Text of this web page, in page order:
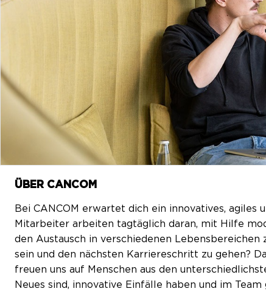
ÜBER CANCOM
Bei CANCOM erwartet dich ein innovatives, agiles
Mitarbeiter arbeiten tagtäglich daran, mit Hilfe
den Austausch in verschiedenen Lebensbereichen
sein und den nächsten Karriereschritt zu gehen?
freuen uns auf Menschen aus den
Neues sind, innovative Einfälle haben und im